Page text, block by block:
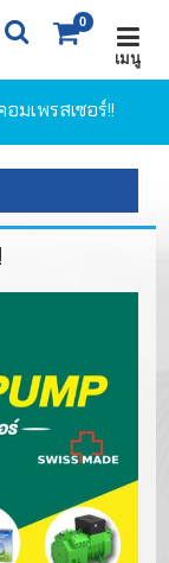
X
0
0 ฿
สั่งซื้อสินค้า
เมนู
มเพรสเซอร์!!